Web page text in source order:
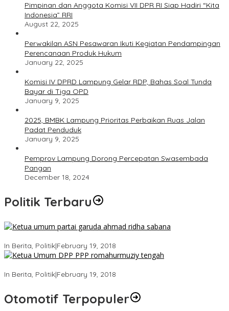
Pimpinan dan Anggota Komisi VII DPR RI Siap Hadiri “Kita
Indonesia” RRI
August 22, 2025
Perwakilan ASN Pesawaran Ikuti Kegiatan Pendampingan
Perencanaan Produk Hukum
January 22, 2025
Komisi IV DPRD Lampung Gelar RDP, Bahas Soal Tunda
Bayar di Tiga OPD
January 9, 2025
2025, BMBK Lampung Prioritas Perbaikan Ruas Jalan
Padat Penduduk
January 9, 2025
Pemprov Lampung Dorong Percepatan Swasembada
Pangan
December 18, 2024
Politik Terbaru
In Berita, Politik|February 19, 2018
In Berita, Politik|February 19, 2018
Otomotif Terpopuler